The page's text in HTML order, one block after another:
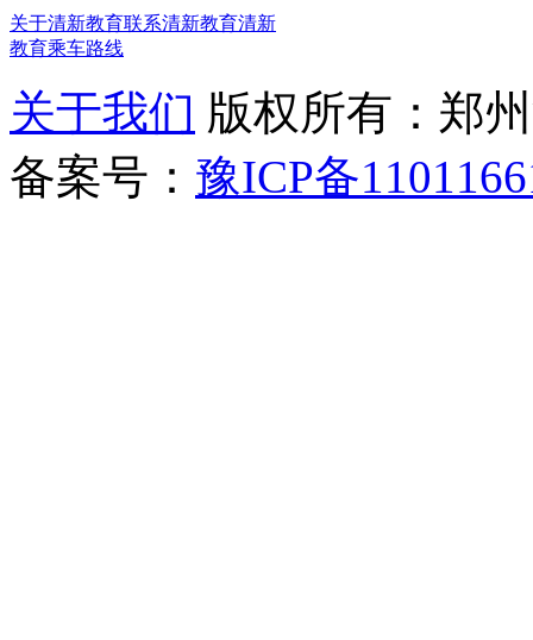
关于清新教育联系清新教育清新
教育乘车路线
关于我们 版权所有：郑
备案号： 豫ICP备